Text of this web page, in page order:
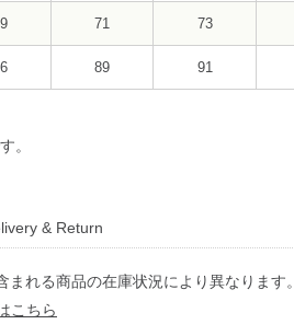
71 73
89 91
。
& Return
れる商品の在庫状況により異なります。
こちら